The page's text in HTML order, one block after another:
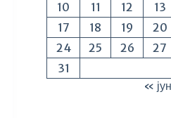
10
11 12 13
17
18 19 20
24
25 26 27
31
« јун